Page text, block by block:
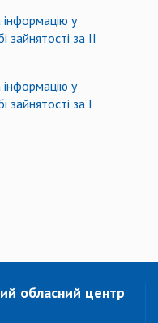
у
за ІІ
у
зайнятості за І
обласний центр